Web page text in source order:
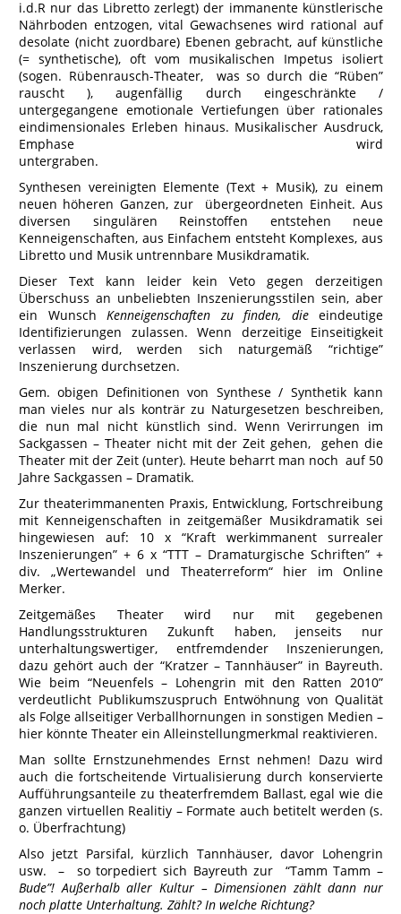
i.d.R nur das Libretto zerlegt) der immanente künstlerische
Nährboden entzogen, vital Gewachsenes wird rational auf
desolate (nicht zuordbare) Ebenen gebracht, auf künstliche
(= synthetische), oft vom musikalischen Impetus isoliert
(sogen. Rübenrausch-Theater, was so durch die “Rüben”
rauscht ), augenfällig durch eingeschränkte /
untergegangene emotionale Vertiefungen über rationales
eindimensionales Erleben hinaus. Musikalischer Ausdruck,
Emphase wird
untergraben.
Synthesen vereinigten Elemente (Text + Musik), zu einem
neuen höheren Ganzen, zur übergeordneten Einheit. Aus
diversen singulären Reinstoffen entstehen neue
Kenneigenschaften, aus Einfachem entsteht Komplexes, aus
Libretto und Musik untrennbare Musikdramatik.
Dieser Text kann leider kein Veto gegen derzeitigen
Überschuss an unbeliebten Inszenierungsstilen sein, aber
ein Wunsch Kenneigenschaften zu finden, die eindeutige
Identifizierungen zulassen. Wenn derzeitige Einseitigkeit
verlassen wird, werden sich naturgemäß “richtige”
Inszenierung durchsetzen.
Gem. obigen Definitionen von Synthese / Synthetik kann
man vieles nur als konträr zu Naturgesetzen beschreiben,
die nun mal nicht künstlich sind. Wenn Verirrungen im
Sackgassen – Theater nicht mit der Zeit gehen, gehen die
Theater mit der Zeit (unter). Heute beharrt man noch auf 50
Jahre Sackgassen – Dramatik.
Zur theaterimmanenten Praxis, Entwicklung, Fortschreibung
mit Kenneigenschaften in zeitgemäßer Musikdramatik sei
hingewiesen auf: 10 x “Kraft werkimmanent surrealer
Inszenierungen” + 6 x “TTT – Dramaturgische Schriften” +
div. „Wertewandel und Theaterreform“ hier im Online
Merker.
Zeitgemäßes Theater wird nur mit gegebenen
Handlungsstrukturen Zukunft haben, jenseits nur
unterhaltungswertiger, entfremdender Inszenierungen,
dazu gehört auch der “Kratzer – Tannhäuser” in Bayreuth.
Wie beim “Neuenfels – Lohengrin mit den Ratten 2010”
verdeutlicht Publikumszuspruch Entwöhnung von Qualität
als Folge allseitiger Verballhornungen in sonstigen Medien –
hier könnte Theater ein Alleinstellungmerkmal reaktivieren.
Man sollte Ernstzunehmendes Ernst nehmen! Dazu wird
auch die fortscheitende Virtualisierung durch konservierte
Aufführungsanteile zu theaterfremdem Ballast, egal wie die
ganzen virtuellen Realitiy – Formate auch betitelt werden (s.
o. Überfrachtung)
Also jetzt Parsifal, kürzlich Tannhäuser, davor Lohengrin
usw. – so torpediert sich Bayreuth zur “Tamm Tamm –
Bude”! Außerhalb aller Kultur – Dimensionen zählt dann nur
noch platte Unterhaltung. Zählt? In welche Richtung?